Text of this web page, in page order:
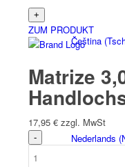
Čeština(
Nederlands (
ZUM PRODUKT
Matrize
17,95 € zzgl. MwSt